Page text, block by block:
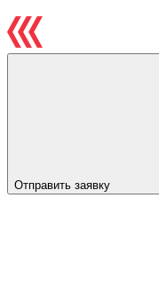
Отправить заявку